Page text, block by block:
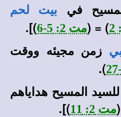
في
بيت لحم
) = (مت 2: 5-6
)].
زمن مجيئه ووقت
).
المسيح هداياهم
مت 2: 11
)].